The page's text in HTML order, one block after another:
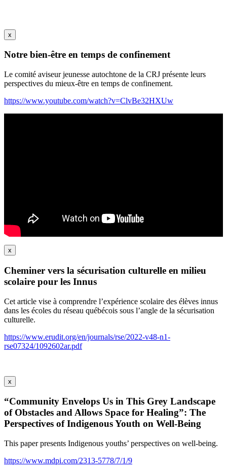
x
Notre bien-être en temps de confinement
Le comité aviseur jeunesse autochtone de la CRJ présente leurs
perspectives du mieux-être en temps de confinement.
https://www.youtube.com/watch?v=ClvBe32HXUw
x
Cheminer vers la sécurisation culturelle en milieu
scolaire pour les Innus
Cet article vise à comprendre l’expérience scolaire des élèves innus
dans les écoles du réseau québécois sous l’angle de la sécurisation
culturelle.
https://www.erudit.org/en/journals/rse/2022-v48-n1-
rse07324/1092602ar.pdf
x
“Community Envelops Us in This Grey Landscape
of Obstacles and Allows Space for Healing”: The
Perspectives of Indigenous Youth on Well-Being
This paper presents Indigenous youths’ perspectives on well-being.
https://www.mdpi.com/2313-5778/7/1/9